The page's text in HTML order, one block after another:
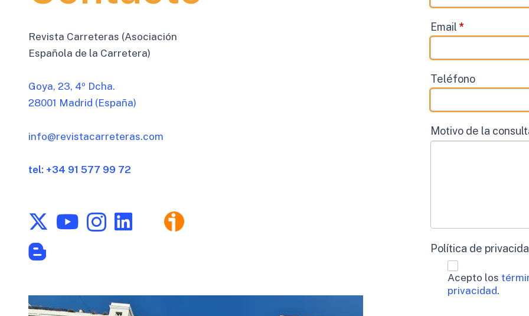
Revista Carreteras (Asociación
Española de la Carretera)
Goya, 23, 4º Dcha.
28001 Madrid (España)
info@revistacarreteras.com
tel: +34 91 577 99 72
Email *
Teléfono
Motivo de la
Política de
Acepto los
privacidad.